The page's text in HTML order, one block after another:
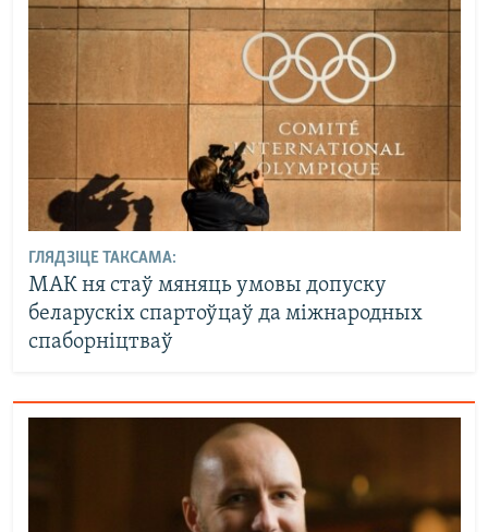
ГЛЯДЗІЦЕ ТАКСАМА:
МАК ня стаў мяняць умовы допуску
беларускіх спартоўцаў да міжнародных
спаборніцтваў